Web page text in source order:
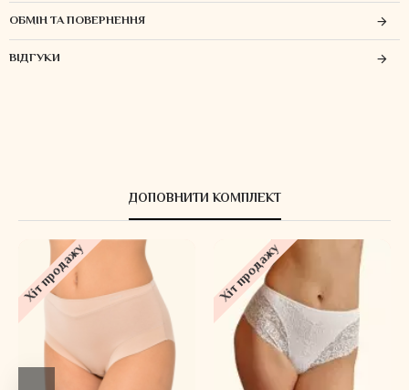
ОБМІН ТА ПОВЕРНЕННЯ
ВІДГУКИ
ДОПОВНИТИ КОМПЛЕКТ
Хіт продажу Хіт продажу